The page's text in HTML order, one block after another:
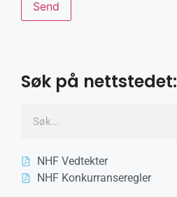
Søk på nettstedet:
NHF Vedtekter
NHF Konkurranseregler